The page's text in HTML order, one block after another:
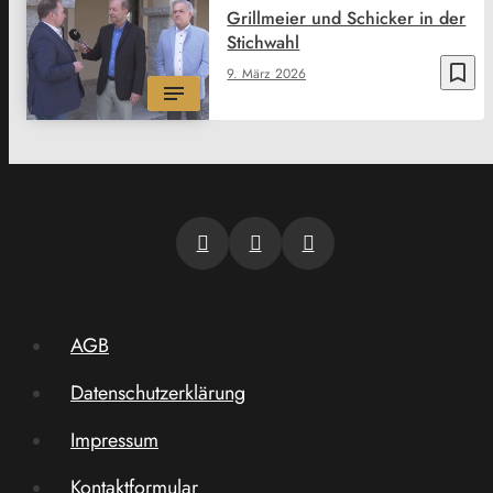
bookmark_border
9. März 2026
Grillmeier und Schicker in der
Stichwahl
AGB
Datenschutzerklärung
Impressum